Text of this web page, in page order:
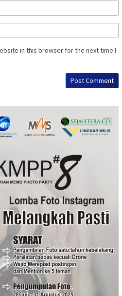
in this browser for the next time I